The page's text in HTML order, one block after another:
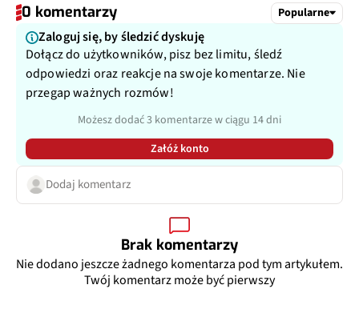
0 komentarzy Popularne
Zaloguj się, by śledzić dyskuję
Dołącz do użytkowników, pisz bez limitu, śledź
odpowiedzi oraz reakcje na swoje komentarze. Nie
przegap ważnych rozmów!
Możesz dodać 3 komentarze w ciągu 14 dni
Załóż konto
Dodaj komentarz
Brak komentarzy
Nie dodano jeszcze żadnego komentarza pod tym artykułem.
Twój komentarz może być pierwszy